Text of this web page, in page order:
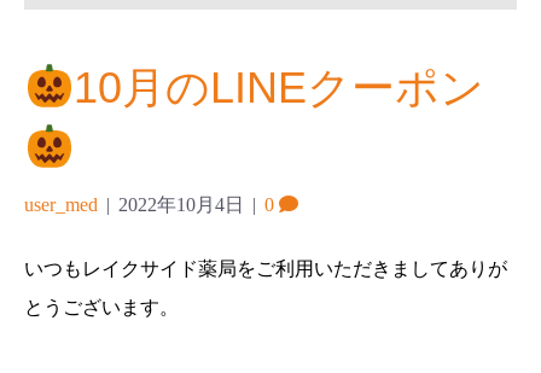
10月のLINEクーポン
user_med | 2022年10月4日 | 0
いつもレイクサイド薬局をご利用いただきましてありが
とうございます。